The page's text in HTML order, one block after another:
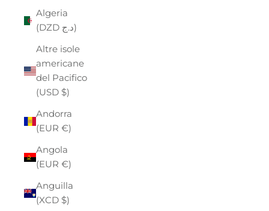
Algeria
(DZD د.ج)
Altre isole
americane
del Pacifico
(USD $)
Andorra
(EUR €)
Angola
(EUR €)
Anguilla
(XCD $)